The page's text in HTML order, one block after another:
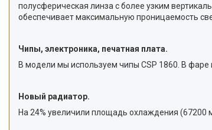
полусферическая линза с более узким
обеспечивает максимальную проницаемость
Чипы, электроника, печатная плата.
В модели мы используем чипы CSP 1860. В
Новый радиатор.
На 24% увеличили площадь охлаждения (67200